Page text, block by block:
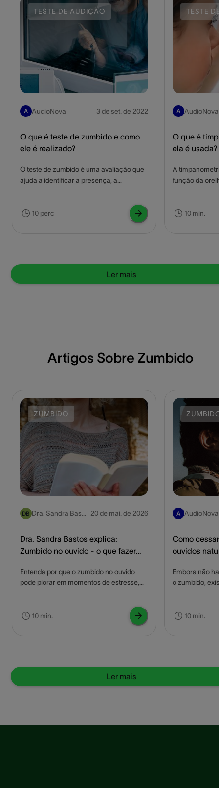
brasileiro vem se alterando nos últimos
anos com a oferta de emprego para
pessoas com deficiência auditiva. Assim,
as empresas que reservam um número
certo de vagas para deficientes visam
capacitar tais trabalhadores para que
eles também tenham oportunidades. A
seguir listamos informações importantes
sobre o assunto. Acompanhe!
TESTE DE AUDIÇÃO
A AudioNova 3 de set. de 2022
O que é teste de zumbido e como
ele é realizado?
O teste de zumbido é uma avaliação que
ajuda a identificar a presença, a
informações essenciais para um
diagnóstico e tratamento adequados.
de zumbido.
10 perc
TESTE
A AudioNova
O que é
ela é usada?
A
função da
diagnosticar
profissionais
10 min.
Ler mais
Artigos Sobre Zumbido
ZUMBIDO
DB Dra. Sandra Bast
no
20 de mai. de 2026
Dra. Sandra Bastos explica:
Zumbido no ouvido - o que fazer
mais?
Entenda por que o zumbido no ouvido
pode piorar em momentos de estresse,
e cuidados com a saúde auditiva ajudam
a reduzir o incômodo, melhorar o sono,
10 min.
A AudioNova
Como
ouvidos
Embora não
o zumbido,
Essas
acelerar o
10 min.
Ler mais